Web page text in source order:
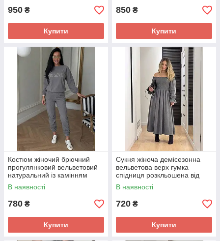
950 ₴
Купити
850 ₴
Купити
Костюм жіночий брючний
прогулянковий вельветовий
натуральний із камінням
стразами світшот і штани
В наявності
780 ₴
Купити
Сукня жіноча демісезонна
вельветова верх гумка
спідниця розкльошена від
талії нижче колін міді
В наявності
720 ₴
Купити